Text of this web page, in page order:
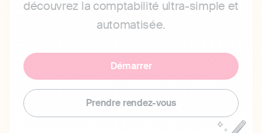
découvrez la comptabilité ultra-simple et
automatisée.
Démarrer
Prendre rendez-vous